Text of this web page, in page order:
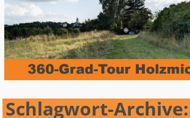
Schlagwort-Archive: